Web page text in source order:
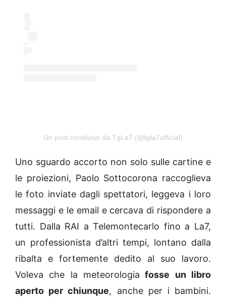
Un post condiviso da TgLa7 (@tgla7official)
Uno sguardo accorto non solo sulle cartine e
le proiezioni, Paolo Sottocorona raccoglieva
le foto inviate dagli spettatori, leggeva i loro
messaggi e le email e cercava di rispondere a
tutti. Dalla RAI a Telemontecarlo fino a La7,
un professionista d’altri tempi, lontano dalla
ribalta e fortemente dedito al suo lavoro.
Voleva che la meteorologia fosse un libro
aperto per chiunque, anche per i bambini.